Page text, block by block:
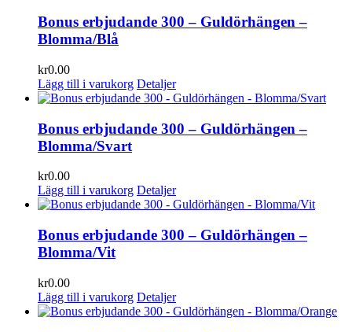
Bonus erbjudande 300 – Guldörhängen –
Blomma/Blå
kr0.00
Lägg till i varukorg Detaljer
Bonus erbjudande 300 – Guldörhängen –
Blomma/Svart
kr0.00
Lägg till i varukorg Detaljer
Bonus erbjudande 300 – Guldörhängen –
Blomma/Vit
kr0.00
Lägg till i varukorg Detaljer